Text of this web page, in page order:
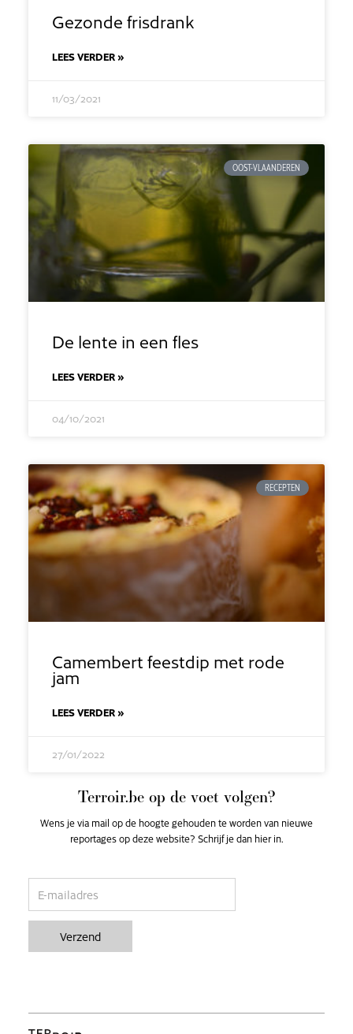
Gezonde frisdrank
LEES VERDER »
11/03/2021
OOST-VLAANDEREN
De lente in een fles
LEES VERDER »
04/10/2021
RECEPTEN
Camembert feestdip met rode
jam
LEES VERDER »
27/01/2022
Terroir.be op de voet volgen?
Wens je via mail op de hoogte gehouden te worden van nieuwe
reportages op deze website? Schrijf je dan hier in.
Verzend